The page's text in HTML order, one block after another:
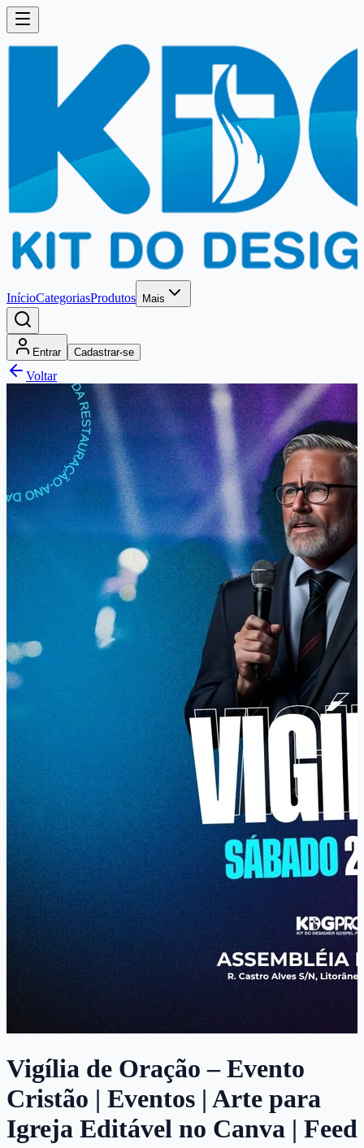
InícioCategoriasProdutos Mais
Entrar Cadastrar-se
Voltar
Vigília de Oração – Evento
Cristão | Eventos | Arte para
Igreja Editável no Canva | Feed